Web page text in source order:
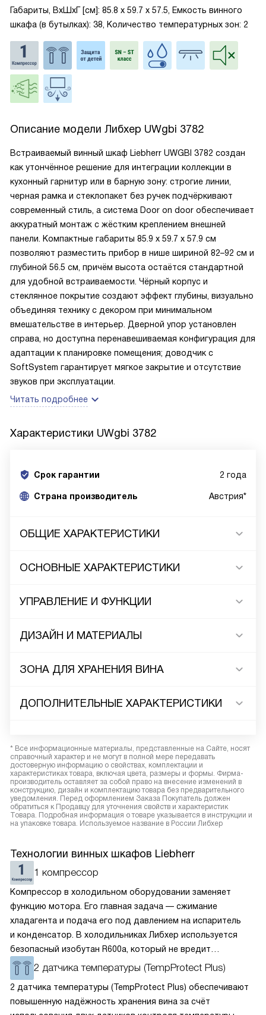
Габариты, ВxШxГ [см]: 85.8 х 59.7 х 57.5, Емкость винного
шкафа (в бутылках): 38, Количество температурных зон: 2
Описание модели Либхер UWgbi 3782
Встраиваемый винный шкаф Liebherr UWGBI 3782 создан
как утончённое решение для интеграции коллекции в
кухонный гарнитур или в барную зону: строгие линии,
черная рамка и стеклопакет без ручек подчёркивают
современный стиль, а система Door on door обеспечивает
аккуратный монтаж с жёстким креплением внешней
панели. Компактные габариты 85.9 х 59.7 х 57.9 см
позволяют разместить прибор в нише шириной 82–92 см и
глубиной 56.5 см, причём высота остаётся стандартной
для удобной встраиваемости. Чёрный корпус и
стеклянное покрытие создают эффект глубины, визуально
объединяя технику с декором при минимальном
вмешательстве в интерьер. Дверной упор установлен
справа, но доступна перенавешиваемая конфигурация для
адаптации к планировке помещения; доводчик с
SoftSystem гарантирует мягкое закрытие и отсутствие
звуков при эксплуатации.
Читать подробнее
Характеристики UWgbi 3782
Срок гарантии 2 года
Cтрана производитель Австрия*
ОБЩИЕ ХАРАКТЕРИСТИКИ
ОСНОВНЫЕ ХАРАКТЕРИСТИКИ
УПРАВЛЕНИЕ И ФУНКЦИИ
ДИЗАЙН И МАТЕРИАЛЫ
ЗОНА ДЛЯ ХРАНЕНИЯ ВИНА
ДОПОЛНИТЕЛЬНЫЕ ХАРАКТЕРИСТИКИ
* Все информационные материалы, представленные на Сайте, носят
справочный характер и не могут в полной мере передавать
достоверную информацию о свойствах, комплектации и
характеристиках товара, включая цвета, размеры и формы. Фирма-
производитель оставляет за собой право на внесение изменений в
конструкцию, дизайн и комплектацию товара без предварительного
уведомления. Перед оформлением Заказа Покупатель должен
обратиться к Продавцу для уточнения свойств и характеристик
Товара. Подробная информация о товаре указывается в инструкции и
на упаковке товара. Используемое название в России Либхер
Технологии винных шкафов Liebherr
1 компрессор
Компрессор в холодильном оборудовании заменяет
функцию мотора. Его главная задача — сжимание
хладагента и подача его под давлением на испаритель
и конденсатор. В холодильниках Либхер используется
безопасный изобутан R600a, который не вредит
окружающей среде. Компрессор перегоняет его
по охладительному контуру по принципу насоса. Чем
лучше работает «мотор» прибора, тем качественнее
и быстрее происходит охлаждение, затрачивается
2 датчика температуры (TempProtect Plus)
2 датчика температуры (TempProtect Plus) обеспечивают
повышенную надёжность хранения вина за счёт